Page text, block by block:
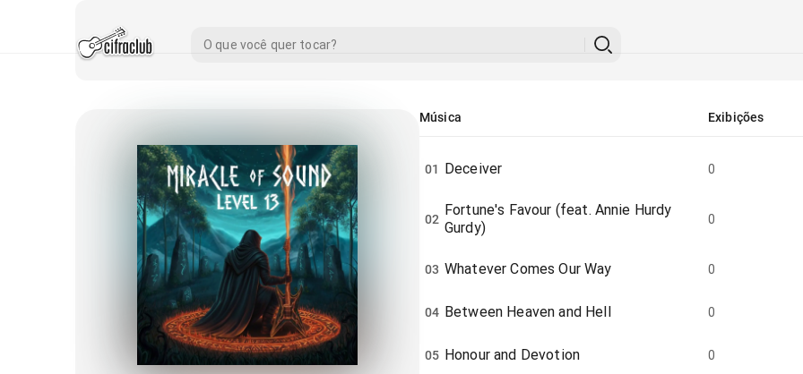
Música Exibições
01 Deceiver 0
02
Fortune's Favour (feat. Annie Hurdy
Gurdy)
0
03 Whatever Comes Our Way 0
04 Between Heaven and Hell 0
05 Honour and Devotion 0